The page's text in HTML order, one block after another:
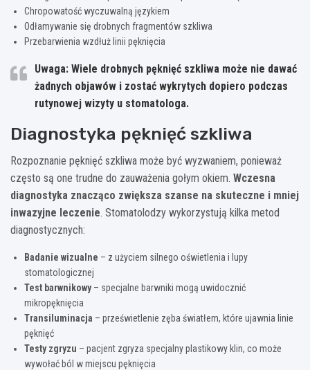
Chropowatość wyczuwalną językiem
Odłamywanie się drobnych fragmentów szkliwa
Przebarwienia wzdłuż linii pęknięcia
Uwaga: Wiele drobnych pęknięć szkliwa może nie dawać
żadnych objawów i zostać wykrytych dopiero podczas
rutynowej wizyty u stomatologa.
Diagnostyka pęknięć szkliwa
Rozpoznanie pęknięć szkliwa może być wyzwaniem, ponieważ
często są one trudne do zauważenia gołym okiem. Wczesna
diagnostyka znacząco zwiększa szanse na skuteczne i mniej
inwazyjne leczenie. Stomatolodzy wykorzystują kilka metod
diagnostycznych:
Badanie wizualne – z użyciem silnego oświetlenia i lupy
stomatologicznej
Test barwnikowy– specjalne barwniki mogą uwidocznić
mikropęknięcia
Transiluminacja – prześwietlenie zęba światłem, które ujawnia linie
pęknięć
Testy zgryzu – pacjent zgryza specjalny plastikowy klin, co może
wywołać ból w miejscu pęknięcia